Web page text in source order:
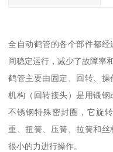
全自动鹤管的各个部件都
间稳定运行，减少了故障率
鹤管主要由固定、回转、
机构（回转接头）是用锻钢
不锈钢特殊密封圈，它旋
重、扭簧、压簧、拉簧和
很小的力进行操作。